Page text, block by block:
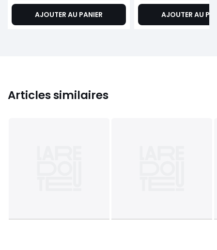
AJOUTER AU PANIER AJOUTER AU
Articles similaires